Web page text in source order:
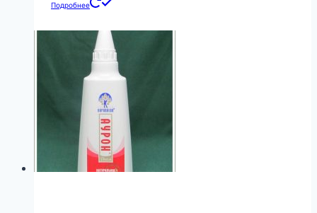
Подробнее